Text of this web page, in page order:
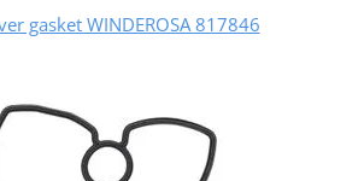
gasket WINDEROSA 817846